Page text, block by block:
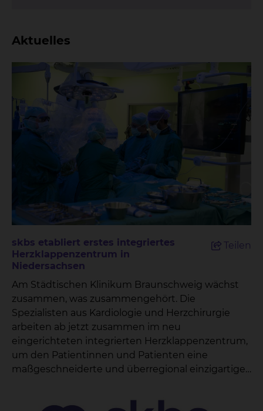
Aktuelles
skbs etabliert erstes integriertes
Herzklappenzentrum in
Niedersachsen
Teilen
Am Städtischen Klinikum Braunschweig wächst
zusammen, was zusammengehört. Die
Spezialisten aus Kardiologie und Herzchirurgie
arbeiten ab jetzt zusammen im neu
eingerichteten integrierten Herzklappenzentrum,
um den Patientinnen und Patienten eine
maßgeschneiderte und überregional einzigartige